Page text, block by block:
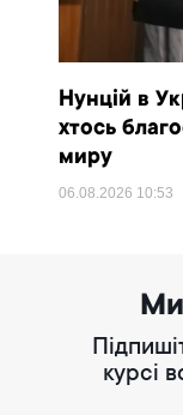
Нунцій в
хтось
миру
06.08.2026 10:53
курсі